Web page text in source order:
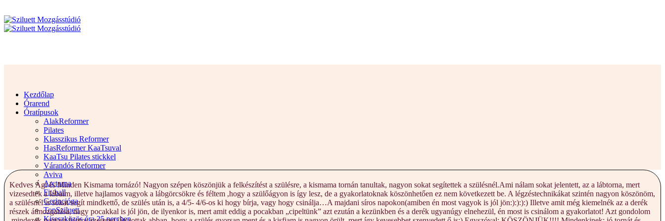
Kezdőlap
Órarend
Óratípusok
AlakReformer
Pilates
Klasszikus Reformer
HasReformer KaaTsuval
KaaTsu Pilates stickkel
Várandós Reformer
Aviva
Arctorna
Fit-ball
Gerincjóga
TopSziluett
Kiseszközös óra 25 percben
Kedves Ági és Minden Kismama tornázó! Nagyon szépen köszönjük a felkészítést a szülésre, a kismama tornán tanultak, nagyon sokat segítettek a szülésnél.Ami nálam sokat jelentett, az a lábtorna, mert
vizesedtek a lábaim, illetve hajlamos vagyok a lábgörcsökre és féltem ,hogy a szülőágyon is így lesz, de a gyakorlatoknak köszönhetően ez nem következett be. A légzéstechnikákat szintén nagyon köszönöm,
a szülésnél is sokat segít mindkettő, de szülés után is, a 4/5- 4/6-os ki hogy bírja, vagy hogy csinálja…A majdani síros napokon(amiben én most vagyok is jól jön:):):):) Illetve amit még kiemelnék az a derék
részek átmozgatása, nagy pocakkal is jól jön, de ilyenkor is, mert amit eddig a pocakban „cipeltünk” azt ezután a kezünkben és a derék ugyanúgy elnehezül, én most is csinálom a gyakorlatot! Azt gondolom